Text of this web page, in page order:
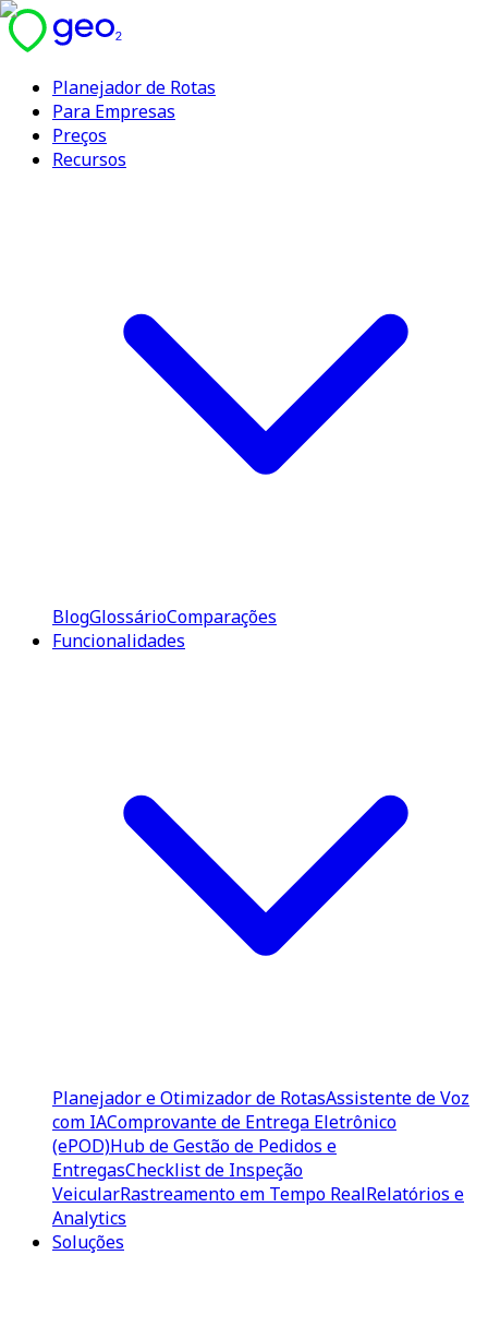
Planejador de Rotas
Para Empresas
Preços
Recursos
BlogGlossárioComparações
Funcionalidades
Planejador e Otimizador de RotasAssistente de Voz
com IAComprovante de Entrega Eletrônico
(ePOD)Hub de Gestão de Pedidos e
EntregasChecklist de Inspeção
VeicularRastreamento em Tempo RealRelatórios e
Analytics
Soluções